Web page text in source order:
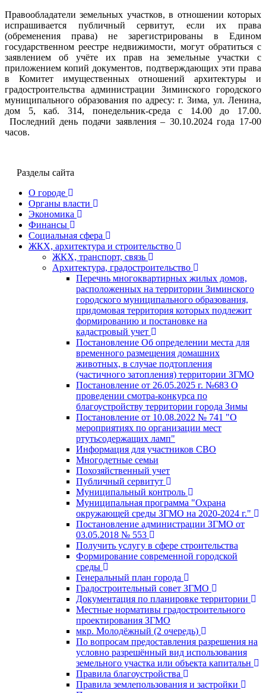
Правообладатели земельных участков, в отношении которых
испрашивается публичный сервитут, если их права
(обременения права) не зарегистрированы в Едином
государственном реестре недвижимости, могут обратиться с
заявлением об учёте их прав на земельные участки с
приложением копий документов, подтверждающих эти права
в Комитет имущественных отношений архитектуры и
градостроительства администрации Зиминского городского
муниципального образования по адресу: г. Зима, ул. Ленина,
дом 5, каб. 314, понедельник-среда с 14.00 до 17.00.
Последний день подачи заявления – 30.10.2024 года 17-00
часов.
Разделы сайта
О городе
Органы власти
Экономика
Финансы
Социальная сфера
ЖКХ, архитектура и строительство
ЖКХ, транспорт, связь
Архитектура, градостроительство
Перечнь многоквартирных жилых домов,
расположенных на территории Зиминского
городского муниципального образования,
придомовая территория которых подлежит
формированию и постановке на
кадастровый учет
Постановление Об определении места для
временного размещения домашних
животных, в случае подтопления
(частичного затопления) территории ЗГМО
Постановление от 26.05.2025 г. №683 О
проведении смотра-конкурса по
благоустройству территории города Зимы
Постановление от 10.08.2022 № 741 "О
мероприятиях по организации мест
ртутьсодержащих ламп"
Информация для участников СВО
Многодетные семьи
Похозяйственный учет
Публичный сервитут
Муниципальный контроль
Муниципальная программа "Охрана
окружающей среды ЗГМО на 2020-2024 г."
Постановление администрации ЗГМО от
03.05.2018 № 553
Получить услугу в сфере строительства
Формирование современной городской
среды
Генеральный план города
Градостроительный совет ЗГМО
Документация по планировке территории
Местные нормативы градостроительного
проектирования ЗГМО
мкр. Молодёжный (2 очередь)
По вопросам предоставления разрешения на
условно разрешённый вид использования
земельного участка или объекта капитальн
Правила благоустройства
Правила землепользования и застройки